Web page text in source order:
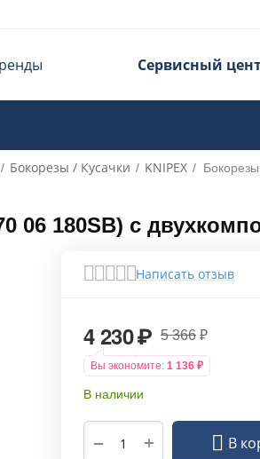
Сервисный
/ Бокорезы / Кусачки / KNIPEX /
06 180SB) с
Написать отзыв
4 230₽ 5 366 ₽
Вы экономите: 1 136 ₽
В наличии
+
− В